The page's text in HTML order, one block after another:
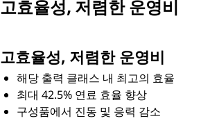
고효율성, 저렴한 운영비
고효율성, 저렴한 운영비
해당 출력 클래스 내 최고의 효율
최대 42.5% 연료 효율 향상
구성품에서 진동 및 응력 감소